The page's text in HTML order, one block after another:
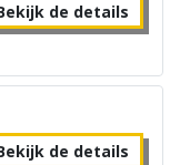
de details
de details